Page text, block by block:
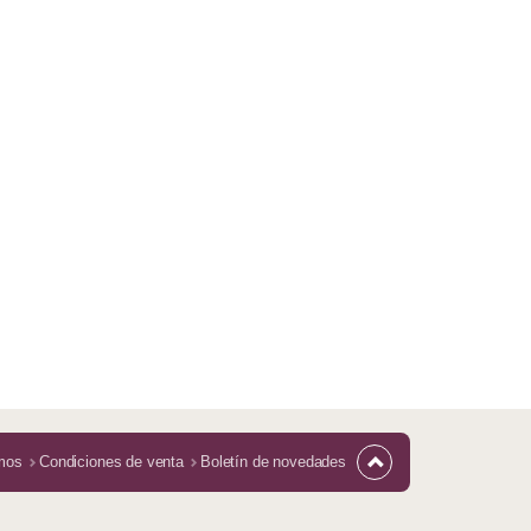
Condiciones de venta Boletín de novedades